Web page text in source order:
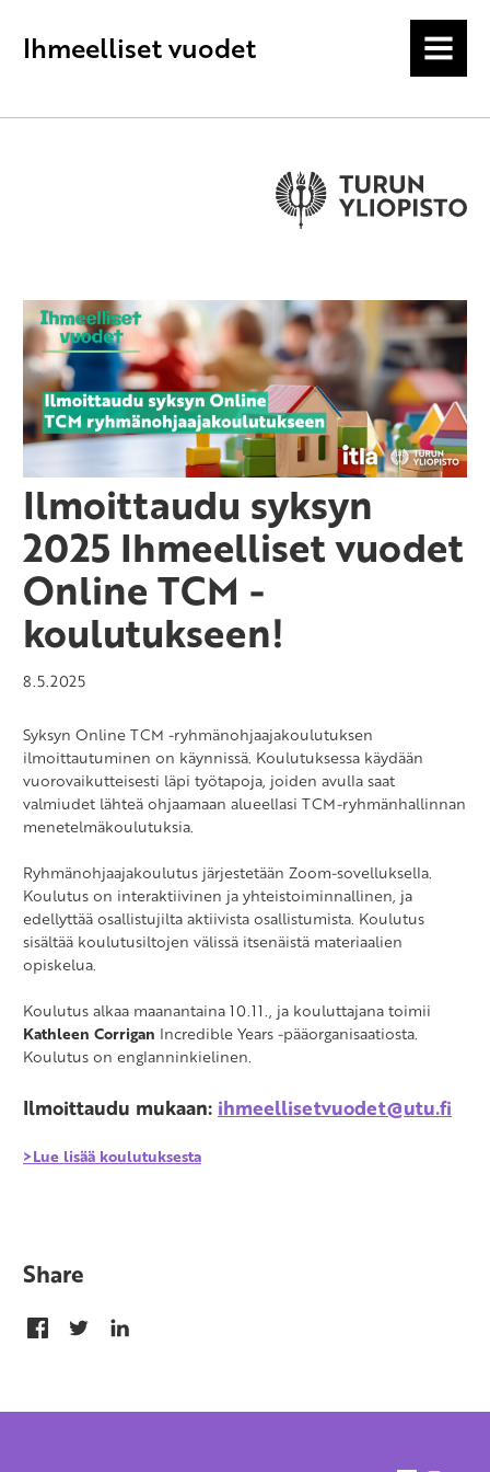
Ihmeelliset vuodet MENU
Ilmoittaudu syksyn
2025 Ihmeelliset vuodet
Online TCM -
koulutukseen!
8.5.2025
Syksyn Online TCM -ryhmänohjaajakoulutuksen
ilmoittautuminen on käynnissä. Koulutuksessa käydään
vuorovaikutteisesti läpi työtapoja, joiden avulla saat
valmiudet lähteä ohjaamaan alueellasi TCM-ryhmänhallinnan
menetelmäkoulutuksia.
Ryhmänohjaajakoulutus järjestetään Zoom-sovelluksella.
Koulutus on interaktiivinen ja yhteistoiminnallinen, ja
edellyttää osallistujilta aktiivista osallistumista. Koulutus
sisältää koulutusiltojen välissä itsenäistä materiaalien
opiskelua.
Koulutus alkaa maanantaina 10.11., ja kouluttajana toimii
Kathleen Corrigan Incredible Years -pääorganisaatiosta.
Koulutus on englanninkielinen.
Ilmoittaudu mukaan: ihmeellisetvuodet@utu.fi
>Lue lisää koulutuksesta
Share